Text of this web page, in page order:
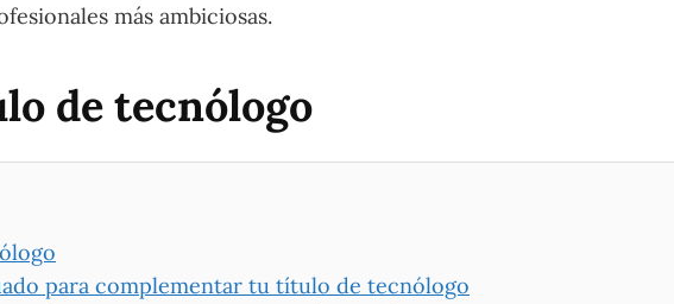
más ambiciosas.
de tecnólogo
para complementar tu título de tecnólogo